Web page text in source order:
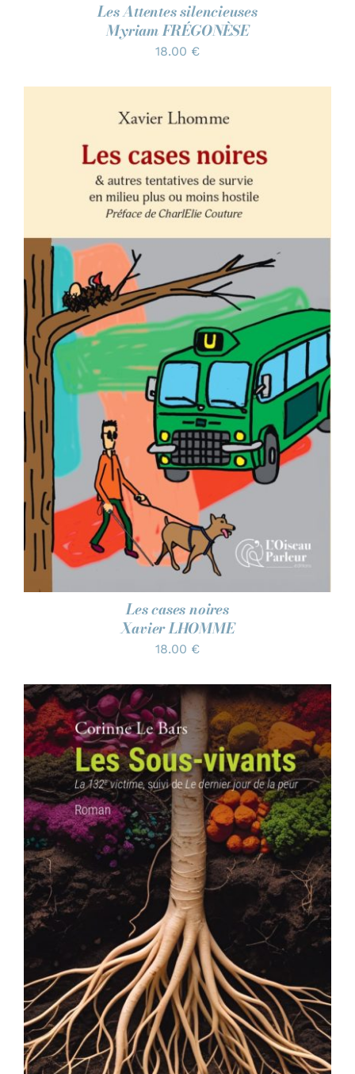
Les Attentes silencieuses
Myriam FRÉGONÈSE
18.00 €
AJOUTER AU PANIER
/
DÉTAILS
Les cases noires
Xavier LHOMME
18.00 €
AJOUTER AU PANIER
DÉTAILS